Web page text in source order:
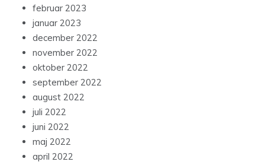
februar 2023
januar 2023
december 2022
november 2022
oktober 2022
september 2022
august 2022
juli 2022
juni 2022
maj 2022
april 2022